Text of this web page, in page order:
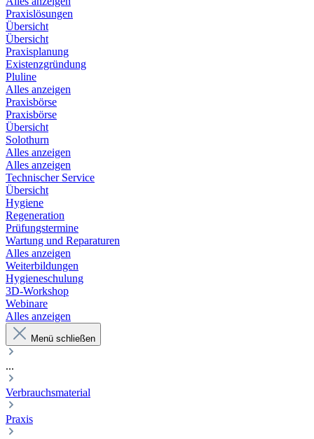
Praxislösungen
Übersicht
Übersicht
Praxisplanung
Existenzgründung
Pluline
Alles anzeigen
Praxisbörse
Praxisbörse
Übersicht
Solothurn
Alles anzeigen
Alles anzeigen
Technischer Service
Übersicht
Hygiene
Regeneration
Prüfungstermine
Wartung und Reparaturen
Alles anzeigen
Weiterbildungen
Hygieneschulung
3D-Workshop
Webinare
Alles anzeigen
Menü schließen
...
Verbrauchsmaterial
Praxis